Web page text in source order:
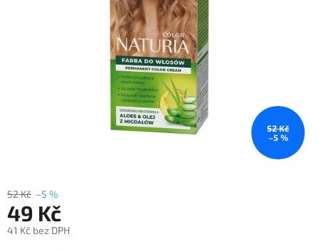
52 Kč
–5 %
52 Kč –5 %
49 Kč
41 Kč bez DPH